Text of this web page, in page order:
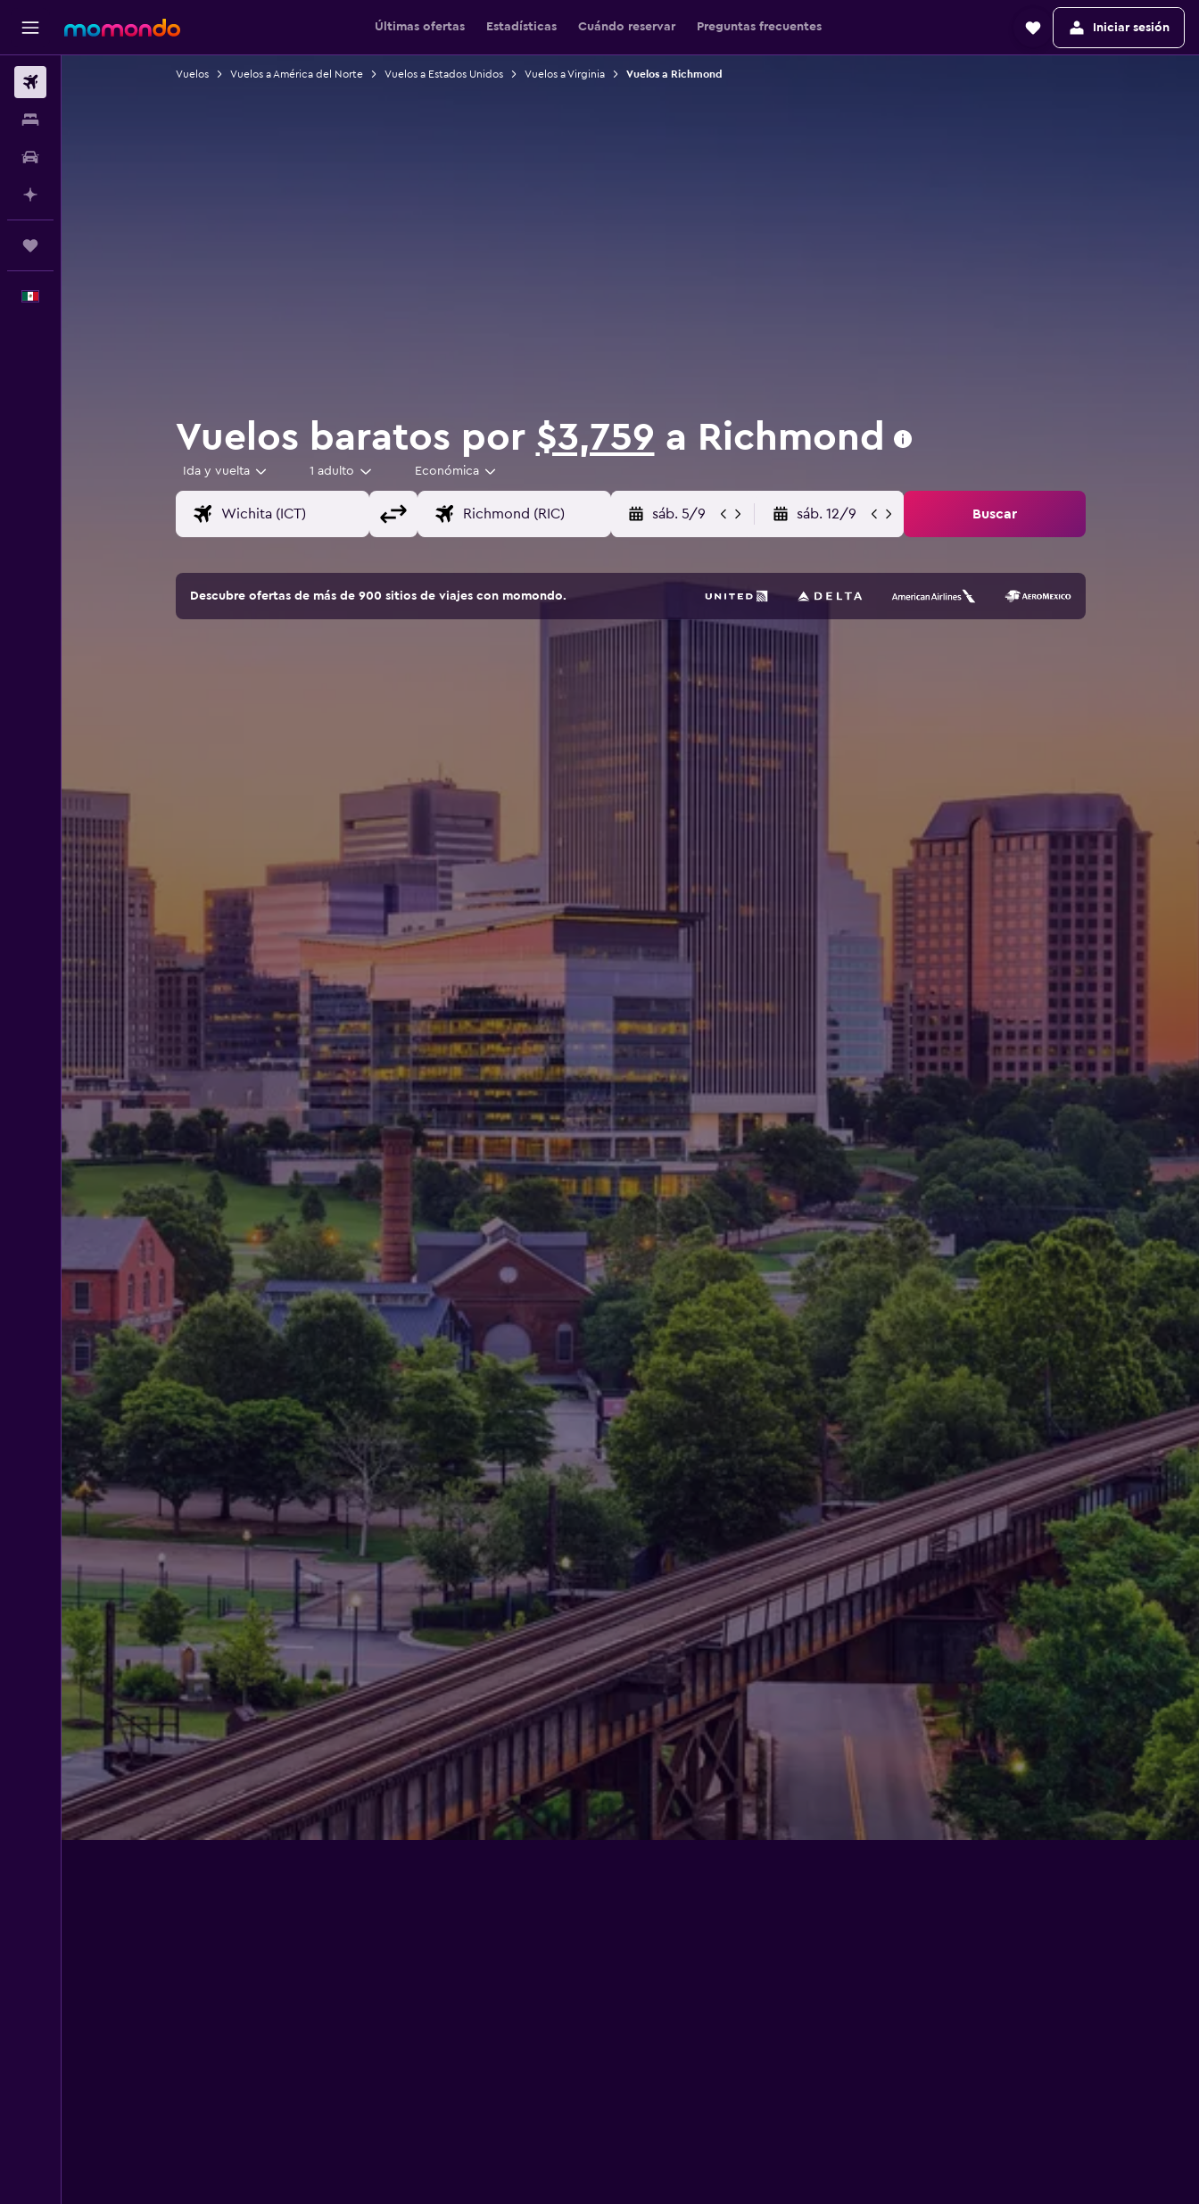
Últimas ofertas Estadísticas Cuándo reservar Preguntas frecuentes Iniciar sesión
Vuelos Vuelos a América del Norte Vuelos a Estados Unidos Vuelos a Virginia Vuelos a Richmond
Vuelos baratos por $3,759 a Richmond
Ida y vuelta 1 adulto Económica
sáb. 5/9 sáb. 12/9 Buscar
Descubre ofertas de más de 900 sitios de viajes con momondo.